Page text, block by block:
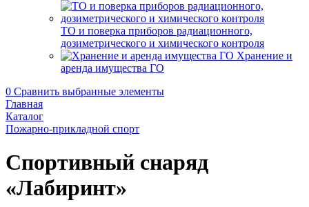
ТО и поверка приборов радиационного,
дозиметрического и химического контроля
Хранение и
аренда имущества ГО
0 Сравнить выбранные элементы
Главная
Каталог
Пожарно-прикладной спорт
Спортивный снаряд
«Лабиринт»